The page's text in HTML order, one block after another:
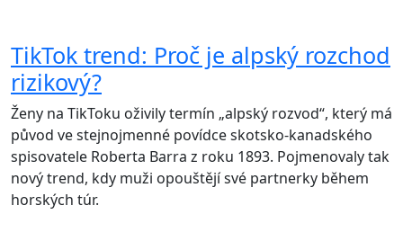
TikTok trend: Proč je alpský rozchod
rizikový?
Ženy na TikToku oživily termín „alpský rozvod“, který má
původ ve stejnojmenné povídce skotsko-kanadského
spisovatele Roberta Barra z roku 1893. Pojmenovaly tak
nový trend, kdy muži opouštějí své partnerky během
horských túr.